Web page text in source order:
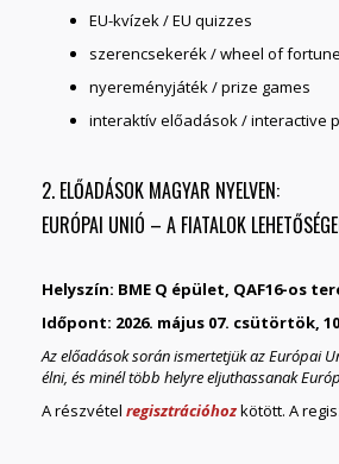
EU-kvízek / EU quizzes
szerencsekerék / wheel of fortune
nyereményjáték / prize games
interaktív előadások / interactive
2. ELŐADÁSOK MAGYAR NYELVEN:
EURÓPAI UNIÓ – A FIATALOK
Helyszín: BME Q épület, QAF16-os
Időpont: 2026. május 07. csütörtök,
Az előadások során ismertetjük az Európai
élni, és minél több helyre eljuthassanak
A részvétel regisztrációhozkötött. A